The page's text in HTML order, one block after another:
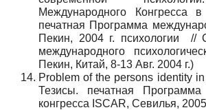
Международного Конгресса
печатная Программа
Пекин, 2004 г. психологии //
международного
Пекин, Китай, 8-13 Авг. 2004 г.)
Problem of the persons identity
Тезисы. печатная Программа
конгресса ISCAR, Севилья,